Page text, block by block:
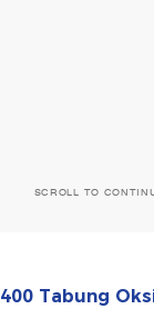
SCROLL TO
Tabung